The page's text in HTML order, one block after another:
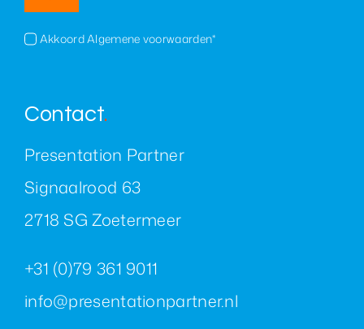
Akkoord Algemene voorwaarden*
Contact.
Presentation Partner
Signaalrood 63
2718 SG Zoetermeer
+31 (0)79 361 9011
info@presentationpartner.nl